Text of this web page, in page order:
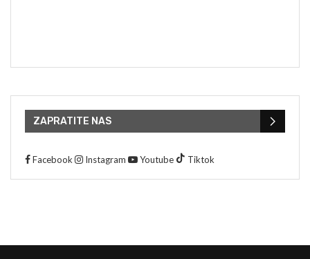
ZAPRATITE NAS
Facebook Instagram Youtube Tiktok